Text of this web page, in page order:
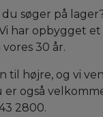
søger på
har opbygget
30 år.
til højre, og vi
er også
2800.